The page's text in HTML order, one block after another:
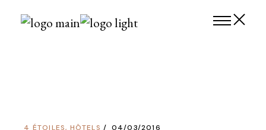
4 ÉTOILES, HÔTELS 04/03/2016